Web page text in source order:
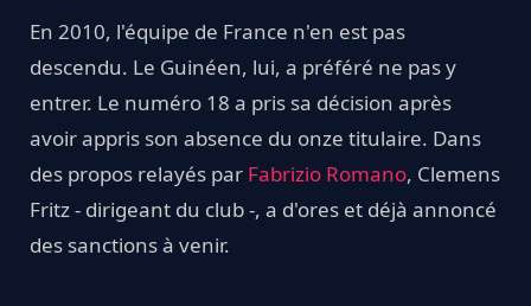
En 2010, l'équipe de France n'en est pas
descendu. Le Guinéen, lui, a préféré ne pas y
entrer. Le numéro 18 a pris sa décision après
avoir appris son absence du onze titulaire. Dans
des propos relayés par Fabrizio Romano, Clemens
Fritz - dirigeant du club -, a d'ores et déjà annoncé
des sanctions à venir.